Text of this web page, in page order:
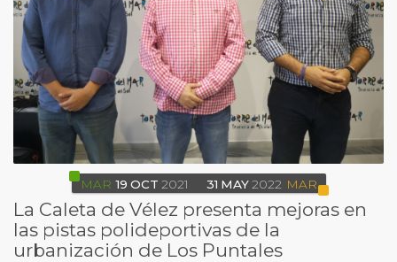
MAR 19 OCT 2021 31 MAY 2022 MAR
La Caleta de Vélez presenta mejoras en
las pistas polideportivas de la
urbanización de Los Puntales